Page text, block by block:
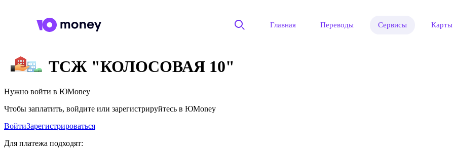
Главная Переводы Сервисы Карты
ТСЖ "КОЛОСОВАЯ 10"
Нужно войти в ЮMoney
Чтобы заплатить, войдите или зарегистрируйтесь в ЮMoney
ВойтиЗарегистрироваться
Для платежа подходят: